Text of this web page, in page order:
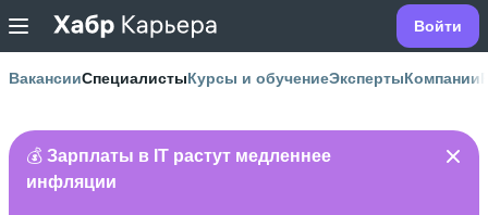
Войти
ВакансииСпециалистыКурсы и обучениеЭкспертыКомпании
💰 Зарплаты в IT растут медленнее
инфляции